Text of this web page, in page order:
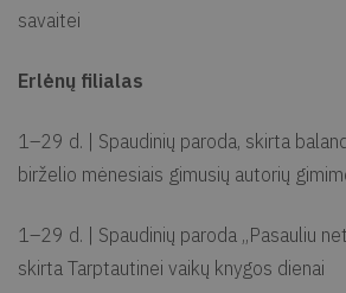
savaitei
Erlėnų filialas
1–29 d. | Spaudinių paroda, skirta
birželio mėnesiais gimusių autorių
1–29 d. | Spaudinių paroda ,,Pasauliu
skirta Tarptautinei vaikų knygos dienai